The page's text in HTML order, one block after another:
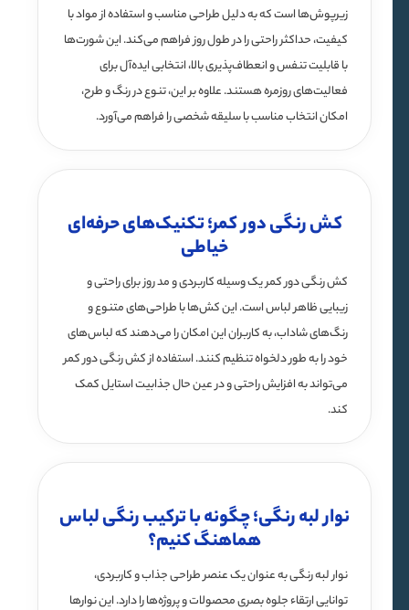
زیرپوش‌ها است که به دلیل طراحی مناسب و استفاده از مواد با
کیفیت، حداکثر راحتی را در طول روز فراهم می‌کند. این شورت‌ها
با قابلیت تنفس و انعطاف‌پذیری بالا، انتخابی ایده‌آل برای
فعالیت‌های روزمره هستند. علاوه بر این، تنوع در رنگ و طرح،
امکان انتخاب مناسب با سلیقه شخصی را فراهم می‌آورد.
کش رنگی دور کمر؛ تکنیک‌های حرفه‌ای
خیاطی
کش رنگی دور کمر یک وسیله کاربردی و مد روز برای راحتی و
زیبایی ظاهر لباس است. این کش‌ها با طراحی‌های متنوع و
رنگ‌های شاداب، به کاربران این امکان را می‌دهند که لباس‌های
خود را به طور دلخواه تنظیم کنند. استفاده از کش رنگی دور کمر
می‌تواند به افزایش راحتی و در عین حال جذابیت استایل کمک
کند.
نوار لبه رنگی؛ چگونه با ترکیب رنگی لباس
هماهنگ کنیم؟
نوار لبه رنگی به عنوان یک عنصر طراحی جذاب و کاربردی،
توانایی ارتقاء جلوه بصری محصولات و پروژه‌ها را دارد. این نوارها